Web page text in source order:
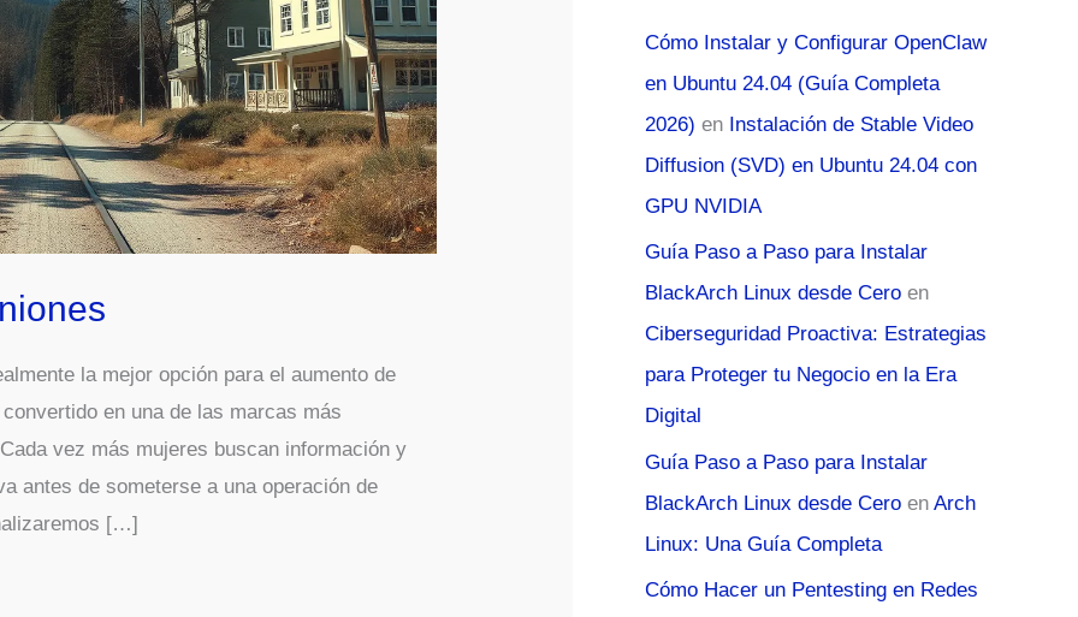
la mejor opción para el aumento de
en una de las marcas más
vez más mujeres buscan información y
antes de someterse a una operación de
[…]
Cómo Instalar y Configurar OpenClaw
en Ubuntu 24.04 (Guía Completa
2026) en Instalación de Stable Video
Diffusion (SVD) en Ubuntu 24.04 con
GPU NVIDIA
Guía Paso a Paso para Instalar
BlackArch Linux desde Cero en
Ciberseguridad Proactiva: Estrategias
para Proteger tu Negocio en la Era
Digital
Guía Paso a Paso para Instalar
BlackArch Linux desde Cero en Arch
Linux: Una Guía Completa
Cómo Hacer un Pentesting en Redes